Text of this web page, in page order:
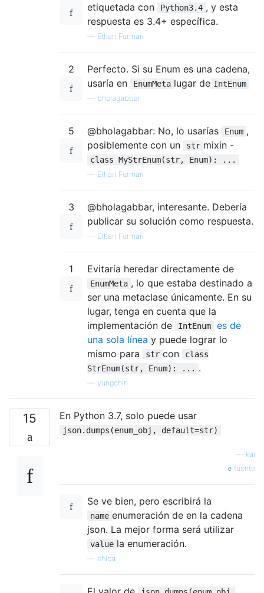
etiquetada con
Python3.4 , y esta
respuesta es 3.4+ específica.
— Ethan Furman
2
Perfecto. Si su Enum es una cadena,
usaría en
EnumMeta lugar de IntEnum
bholagabbar
5 @bholagabbar: No, lo usarías Enum ,
posiblemente con un
str mixin -
class MyStrEnum(str, Enum): ...
— Ethan Furman
3
@bholagabbar, interesante. Debería
publicar su solución como respuesta.
— Ethan Furman
1 Evitaría heredar directamente de
EnumMeta , lo que estaba destinado a
ser una metaclase únicamente. En su
lugar, tenga en cuenta que la
implementación de
IntEnum
es de
una sola línea y puede lograr lo
mismo para
str con
class
StrEnum(str, Enum): ... .
yungchin
15 En Python 3.7, solo puede usar
json.dumps(enum_obj, default=str)
kai
fuente
Se ve bien, pero escribirá la
name enumeración de en la cadena
json. La mejor forma será utilizar
value la enumeración.
eNca